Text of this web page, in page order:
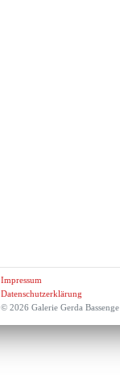
Impressum
Datenschutzerklärung
© 2026 Galerie Gerda Bassenge